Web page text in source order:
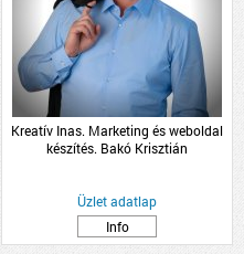
Kreatív Inas. Marketing és weboldal
készítés. Bakó Krisztián
Üzlet adatlap
Info